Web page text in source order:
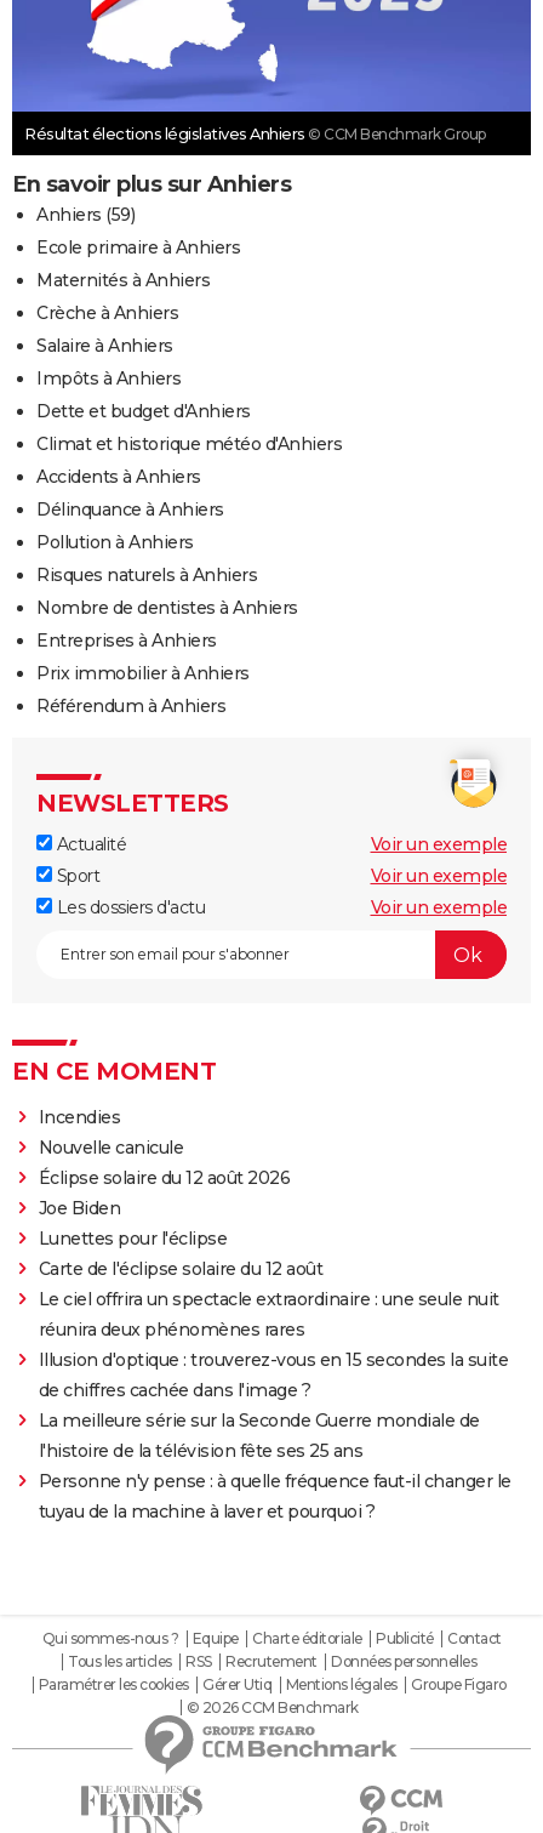
Résultat élections législatives Anhiers © CCM Benchmark Group
En savoir plus sur Anhiers
Anhiers (59)
Ecole primaire à Anhiers
Maternités à Anhiers
Crèche à Anhiers
Salaire à Anhiers
Impôts à Anhiers
Dette et budget d'Anhiers
Climat et historique météo d'Anhiers
Accidents à Anhiers
Délinquance à Anhiers
Pollution à Anhiers
Risques naturels à Anhiers
Nombre de dentistes à Anhiers
Entreprises à Anhiers
Prix immobilier à Anhiers
Référendum à Anhiers
NEWSLETTERS
Actualité
Voir un exemple
Sport
Voir un exemple
Les dossiers d'actu
Voir un exemple
EN CE MOMENT
Incendies
Nouvelle canicule
Éclipse solaire du 12 août 2026
Joe Biden
Lunettes pour l'éclipse
Carte de l'éclipse solaire du 12 août
Le ciel offrira un spectacle extraordinaire : une seule nuit
réunira deux phénomènes rares
Illusion d'optique : trouverez-vous en 15 secondes la suite
de chiffres cachée dans l'image ?
La meilleure série sur la Seconde Guerre mondiale de
l'histoire de la télévision fête ses 25 ans
Personne n'y pense : à quelle fréquence faut-il changer le
tuyau de la machine à laver et pourquoi ?
Qui sommes-nous ? Equipe Charte éditoriale Publicité
Contact
Tous les articles
RSS Recrutement
Données personnelles
Paramétrer les cookies
Gérer Utiq Mentions légales
Groupe Figaro
© 2026 CCM Benchmark